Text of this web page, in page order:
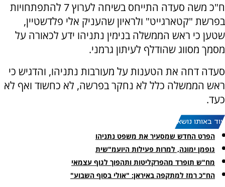
ח"כ משה סעדה התייחס בשיחה לערוץ 7 להתפתחויות
בפרשת "קטארגייט" ולראיון שהעניק אלי פלדשטיין,
שטען כי ראש הממשלה בנימין נתניהו ידע לכאורה על
מסמך מסווג שהודלף לעיתון גרמני.
סעדה דחה את הטענות על מעורבות נתניהו, והדגיש כי
ראש הממשלה כלל לא נחקר בפרשה, לא כחשוד ואף לא
כעד.
עוד באותו נושא:
הפרט החדש שמסעיר את משפט נתניהו
גופמן ימונה, למרות פעילות היועמ"שית
מח"ש תופרד מהפרקליטות ותהפוך לגוף עצמאי
הח"כ רמז למתקפה באיראן: "אולי בסוף השבוע"